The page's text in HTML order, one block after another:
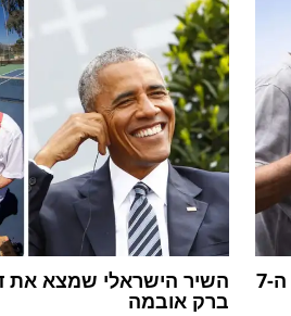
השיר הישראלי שמצא את
ברק אובמה
מול החרם התרבותי: הסיפור הישראלי של ה-7